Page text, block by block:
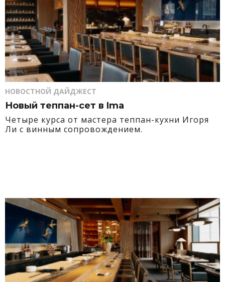
НОВОСТНОЙ ДАЙДЖЕСТ
Новый теппан-сет в Ima
Четыре курса от мастера теппан-кухни Игоря
Ли с винным сопровождением.